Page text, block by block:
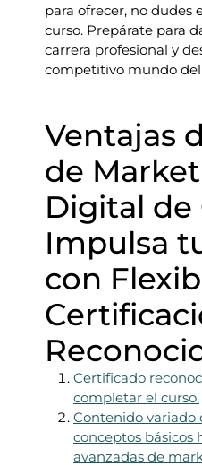
para ofrecer, no dudes
curso. Prepárate para
carrera profesional y
competitivo mundo
Ventajas
de
Digital de
Impulsa
con
Certificado
completar el curso.
Contenido variado
conceptos básicos
avanzadas de